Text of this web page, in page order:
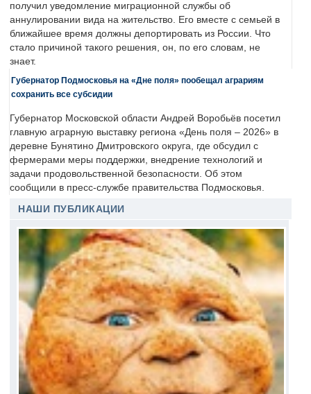
получил уведомление миграционной службы об
аннулировании вида на жительство. Его вместе с семьей в
ближайшее время должны депортировать из России. Что
стало причиной такого решения, он, по его словам, не
знает.
Губернатор Подмосковья на «Дне поля» пообещал аграриям
сохранить все субсидии
Губернатор Московской области Андрей Воробьёв посетил
главную аграрную выставку региона «День поля – 2026» в
деревне Бунятино Дмитровского округа, где обсудил с
фермерами меры поддержки, внедрение технологий и
задачи продовольственной безопасности. Об этом
сообщили в пресс-службе правительства Подмосковья.
НАШИ ПУБЛИКАЦИИ